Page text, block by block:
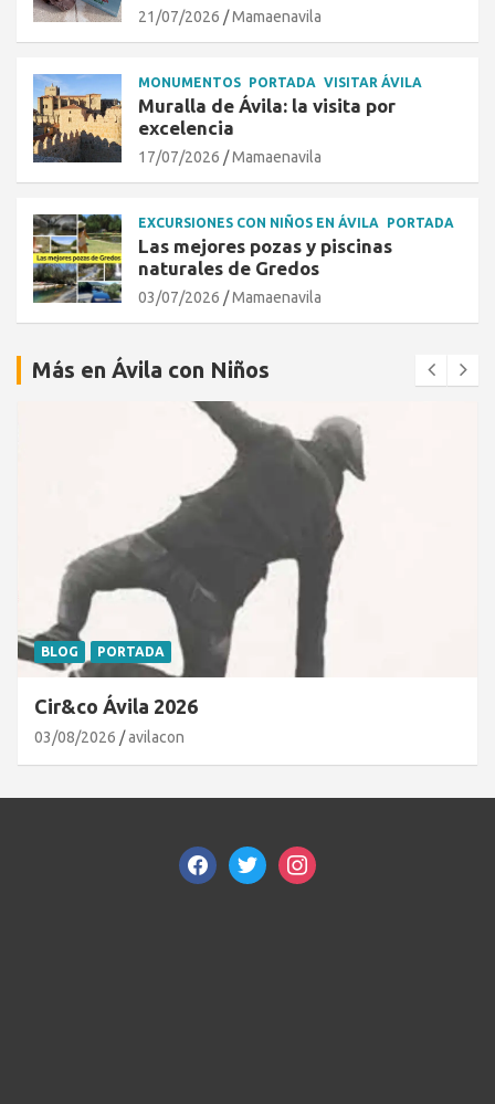
21/07/2026 Mamaenavila
MONUMENTOS PORTADA VISITAR ÁVILA
Muralla de Ávila: la visita por
excelencia
17/07/2026 Mamaenavila
EXCURSIONES CON NIÑOS EN ÁVILA PORTADA
Las mejores pozas y piscinas
naturales de Gredos
03/07/2026 Mamaenavila
Más en Ávila con Niños
BLOG PORTADA
Cir&co Ávila 2026
03/08/2026 avilacon
facebooktwitterinstagram